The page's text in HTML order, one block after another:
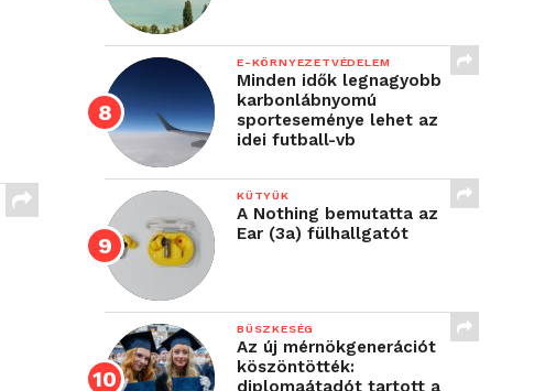
E-KÖRNYEZETVÉDELEM
Minden idők legnagyobb
karbonlábnyomú
sporteseménye lehet az
idei futball-vb
KÜTYÜK
A Nothing bemutatta az
Ear (3a) fülhallgatót
BÜSZKESÉG
Az új mérnökgenerációt
köszöntötték:
diplomaátadót tartott a